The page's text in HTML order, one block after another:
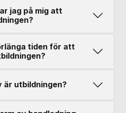
jag på mig att
tiden för att
är utbildningen?